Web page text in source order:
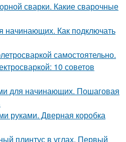
сварки. Какие сварочные
начинающих. Как подключать
самостоятельно.
10 советов
для начинающих. Пошаговая
руками. Дверная коробка
плинтус в углах. Первый